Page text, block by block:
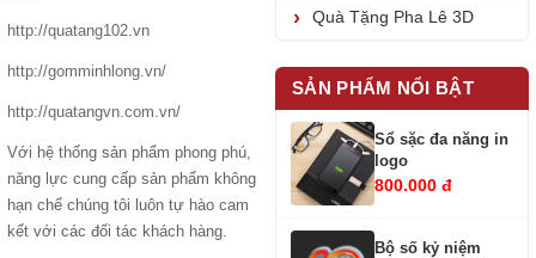
http://quatang102.vn
http://gomminhlong.vn/
http://quatangvn.com.vn/
Với hệ thống sản phẩm phong phú,
năng lực cung cấp sản phẩm không
hạn chế chúng tôi luôn tự hào cam
kết với các đối tác khách hàng.
Quà Tặng Pha Lê 3D
SẢN PHẨM NỔI BẬT
Sổ sặc đa năng in
logo
800.000 đ
Bộ số kỷ niệm